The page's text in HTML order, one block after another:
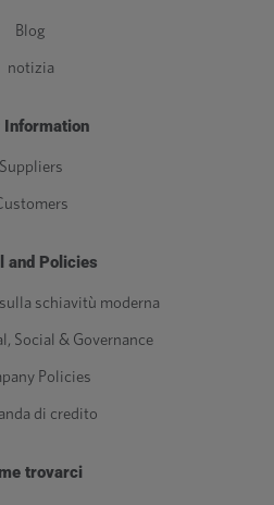
Blog
notizia
Information
Suppliers
and Policies
schiavitù moderna
Social & Governance
Policies
di credito
trovarci